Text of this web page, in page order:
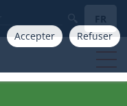
Accepter Refuser
FR